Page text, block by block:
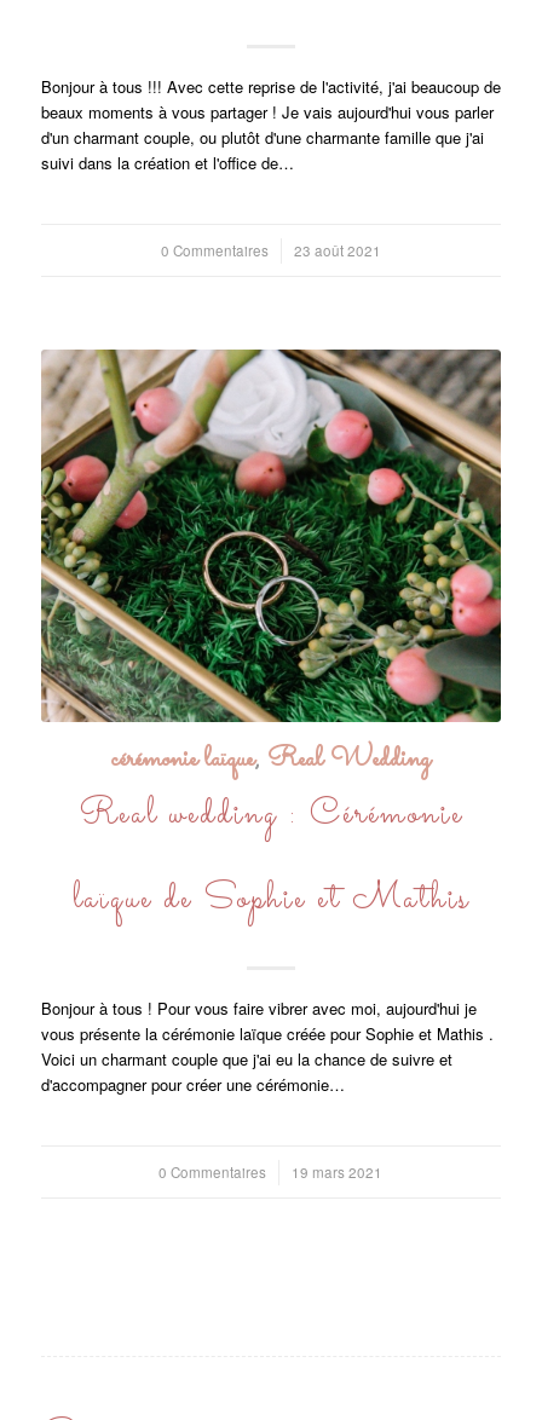
Bonjour à tous !!! Avec cette reprise de l'activité, j'ai beaucoup de
beaux moments à vous partager ! Je vais aujourd'hui vous parler
d'un charmant couple, ou plutôt d'une charmante famille que j'ai
suivi dans la création et l'office de…
0 Commentaires
/ 23 août 2021
cérémonie laïque, Real Wedding
Real wedding : Cérémonie
laïque de Sophie et Mathis
Bonjour à tous ! Pour vous faire vibrer avec moi, aujourd'hui je
vous présente la cérémonie laïque créée pour Sophie et Mathis .
Voici un charmant couple que j'ai eu la chance de suivre et
d'accompagner pour créer une cérémonie…
0 Commentaires
/ 19 mars 2021